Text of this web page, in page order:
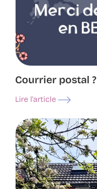
Courrier postal ?
Lire l'article